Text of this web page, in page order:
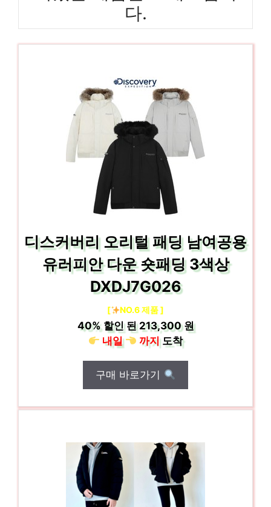
다.
디스커버리 오리털 패딩 남여공용
유러피안 다운 숏패딩 3색상
DXDJ7G026
[ NO.6 제품 ]
40%할인 된213,300 원
내일
까지도착
구매 바로가기